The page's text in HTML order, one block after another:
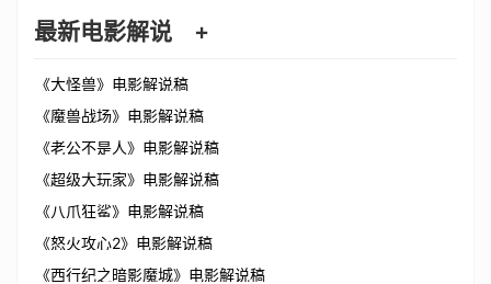
最新电影解说 +
《大怪兽》电影解说稿
《魔兽战场》电影解说稿
《老公不是人》电影解说稿
《超级大玩家》电影解说稿
《八爪狂鲨》电影解说稿
《怒火攻心2》电影解说稿
《西行纪之暗影魔城》电影解说稿